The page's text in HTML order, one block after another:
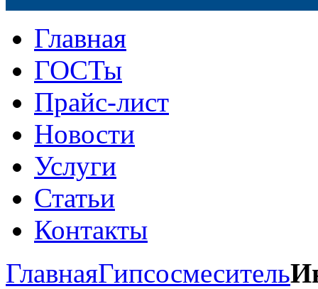
Главная
ГОСТы
Прайс-лист
Новости
Услуги
Статьи
Контакты
ГлавнаяГипсосмеситель